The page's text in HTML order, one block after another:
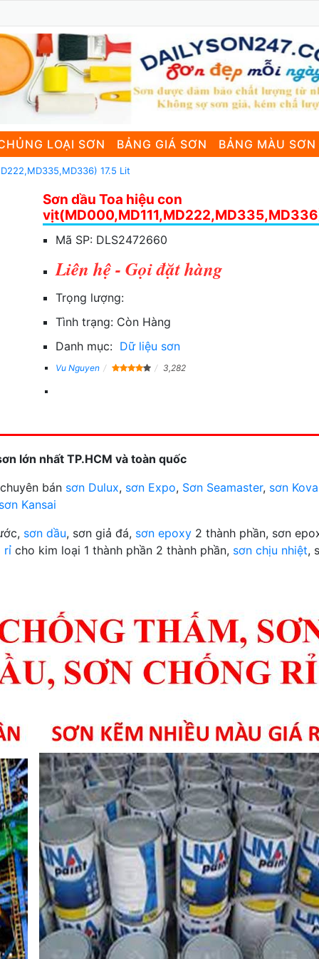
LOẠI SƠN BẢNG GIÁ SƠN BẢNG MÀU SƠN
17.5 Lit
Sơn dầu Toa hiệu con
Mã SP: DLS2472660
Liên hệ - Gọi đặt hàng
Trọng lượng:
Tình trạng: Còn Hàng
Danh mục: Dữ liệu sơn
Vu Nguyen 3,282
lớn nhất TP.HCM và toàn quốc
bán sơn Dulux, sơn Expo, Sơn Seamaster, sơn Kova
Kansai
sơn dầu, sơn giả đá, sơn epoxy 2 thành phần, sơn
rỉ cho kim loại 1 thành phần 2 thành phần, sơn chịu nhiệt,